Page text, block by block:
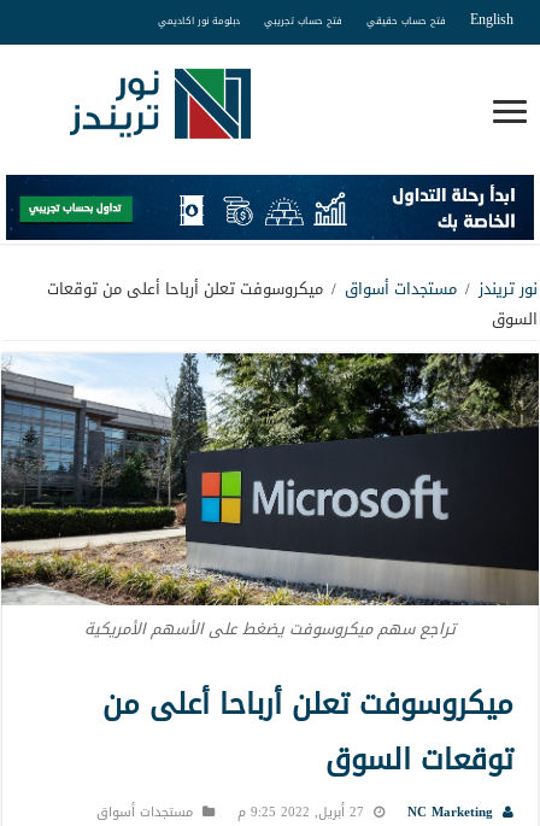
English فتح حساب حقيقي فتح حساب تجريبي دبلومة نور اكاديمي
نور تريندز / مستجدات أسواق / ميكروسوفت تعلن أرباحا أعلى من توقعات
السوق
تراجع سهم ميكروسوفت يضغط على الأسهم الأمريكية
ميكروسوفت تعلن أرباحا أعلى من
توقعات السوق
NC Marketing 27 أبريل, 2022 9:25 م مستجدات أسواق